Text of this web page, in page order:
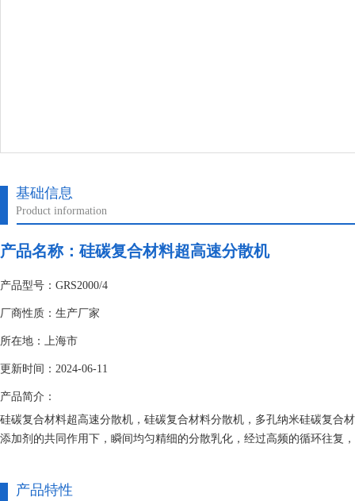
基础信息
Product information
产品名称：硅碳复合材料超高速分散机
产品型号：GRS2000/4
厂商性质：生产厂家
所在地：上海市
更新时间：2024-06-11
产品简介：
硅碳复合材料超高速分散机，硅碳复合材料分散机，多孔纳米硅碳复合
添加剂的共同作用下，瞬间均匀精细的分散乳化，经过高频的循环往复
产品特性